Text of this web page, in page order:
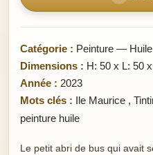
Catégorie : Peinture —
Dimensions : H: 50 x L: 50
Année : 2023
Mots clés : Ile Maurice ,
peinture huile
Le petit abri de bus qui avait